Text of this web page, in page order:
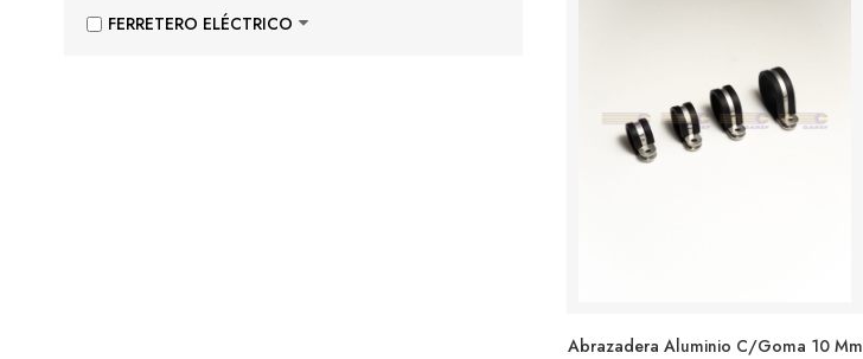
FERRETERO ELÉCTRICO
Abrazadera Aluminio C/goma 10 Mm